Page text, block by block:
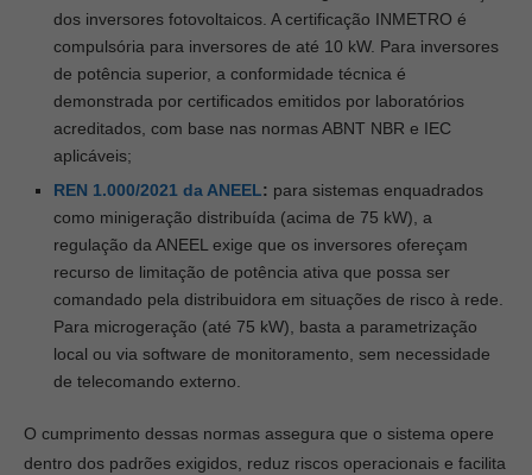
dos inversores fotovoltaicos. A certificação INMETRO é
compulsória para inversores de até 10 kW. Para inversores
de potência superior, a conformidade técnica é
demonstrada por certificados emitidos por laboratórios
acreditados, com base nas normas ABNT NBR e IEC
aplicáveis;
REN 1.000/2021 da ANEEL: para sistemas enquadrados
como minigeração distribuída (acima de 75 kW), a
regulação da ANEEL exige que os inversores ofereçam
recurso de limitação de potência ativa que possa ser
comandado pela distribuidora em situações de risco à rede.
Para microgeração (até 75 kW), basta a parametrização
local ou via software de monitoramento, sem necessidade
de telecomando externo.
O cumprimento dessas normas assegura que o sistema opere
dentro dos padrões exigidos, reduz riscos operacionais e facilita